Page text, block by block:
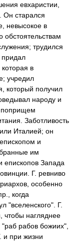
евхаристии,
Он старался
невысокое в
трудился
придал
в
учредил
который получил
народу и
поприщем
Заботливость
Италией; он
и
им
епископов Запада
Г. ревниво
особенно
когда
"вселенского". Г.
чтобы нагляднее
"раб рабов божиих",
и при жизни